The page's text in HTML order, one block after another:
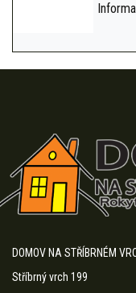
DOMOV NA STŘÍBRNÉM
Stříbrný vrch 199